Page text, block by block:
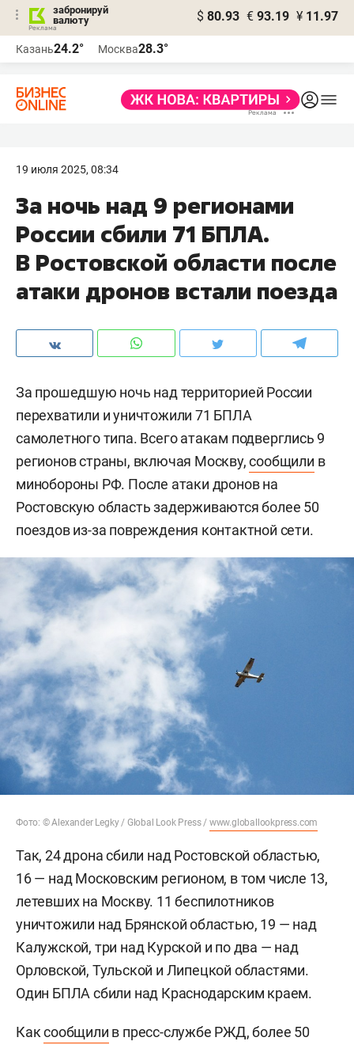
забронируй
валюту
$ 80.93 € 93.19 ¥ 11.97
Казань24.2° Москва28.3°
19 июля 2025, 08:34
За ночь над 9 регионами
России сбили 71 БПЛА.
В Ростовской области после
атаки дронов встали поезда
За прошедшую ночь над территорией России
перехватили и уничтожили 71 БПЛА
самолетного типа. Всего атакам подверглись 9
регионов страны, включая Москву,сообщили в
минобороны РФ. После атаки дронов на
Ростовскую область задерживаются более 50
поездов из-за повреждения контактной сети.
Фото: © Alexander Legky / Global Look Press / www.globallookpress.com
Так, 24 дрона сбили над Ростовской областью,
16 — над Московским регионом, в том числе 13,
летевших на Москву. 11 беспилотников
уничтожили над Брянской областью, 19 — над
Калужской, три над Курской и по два — над
Орловской, Тульской и Липецкой областями.
Один БПЛА сбили над Краснодарским краем.
Каксообщили в пресс-службе РЖД, более 50